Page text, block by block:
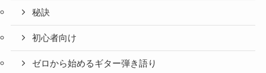
秘訣
初心者向け
ゼロから始めるギター弾き語り